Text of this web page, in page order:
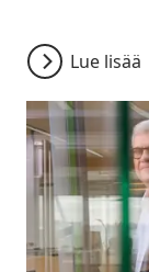
Lue lisää